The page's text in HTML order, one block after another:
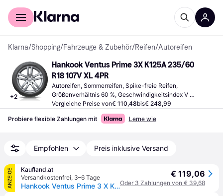
Für Shopper
Klarna/Shopping/Fahrzeuge & Zubehör/Reifen/Autoreifen
+2
Hankook Ventus Prime 3X K125A 235/60
R18 107V XL 4PR
Autoreifen, Sommerreifen, Spike-freie Reifen,
Größenverhältnis 60 %, Geschwindigkeitsindex V
(240 km/h)
Vergleiche Preise von€ 110,48bis€ 248,99
Probiere flexible Zahlungen mit Lerne wie
Empfohlen Preis inklusive Versand
ANZEIGE
Kaufland.at
Versandkostenfrei, 3–6 Tage
Hankook Ventus Prime 3 X K125 Sommerreifen 235/60 R18 107V XL Offroad Reifen
€ 119,06
Oder 3 Zahlungen von € 39,68